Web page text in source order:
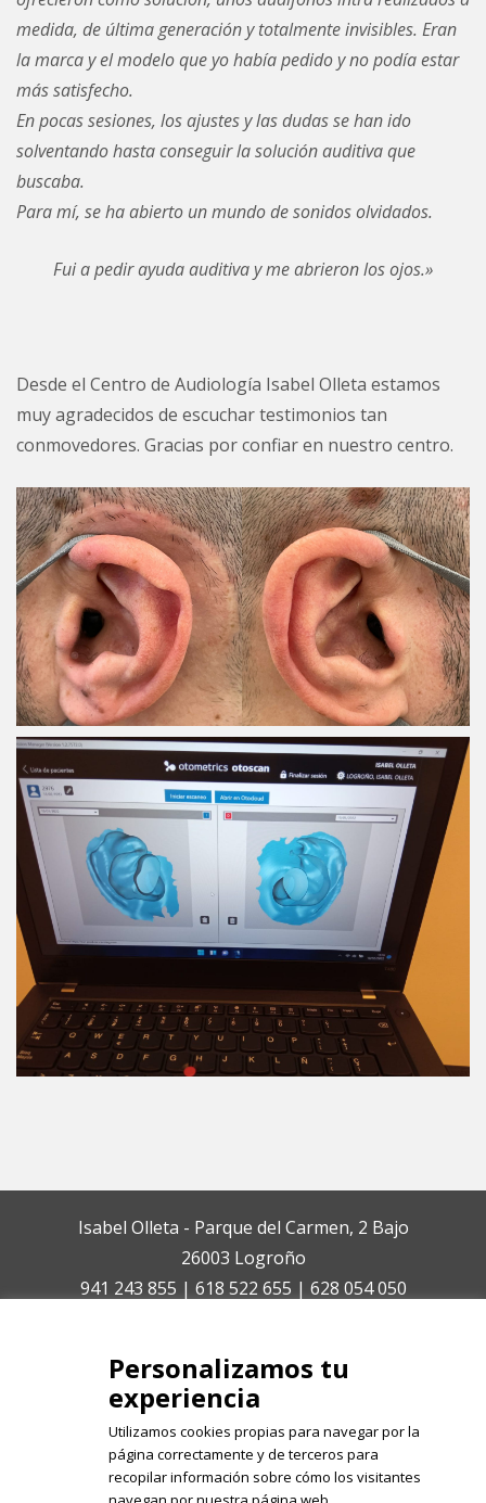
medida, de última generación y totalmente invisibles. Eran
la marca y el modelo que yo había pedido y no podía estar
más satisfecho.
En pocas sesiones, los ajustes y las dudas se han ido
solventando hasta conseguir la solución auditiva que
buscaba.
Para mí, se ha abierto un mundo de sonidos olvidados.
Fui a pedir ayuda auditiva y me abrieron los ojos.»
Desde el Centro de Audiología Isabel Olleta estamos
muy agradecidos de escuchar testimonios tan
conmovedores. Gracias por confiar en nuestro centro.
Isabel Olleta - Parque del Carmen, 2 Bajo
26003 Logroño
941 243 855 | 618 522 655 | 628 054 050
Registrate en nuestro boletín de
Personalizamos tu
experiencia
Utilizamos cookies propias para navegar por la
página correctamente y de terceros para
recopilar información sobre cómo los visitantes